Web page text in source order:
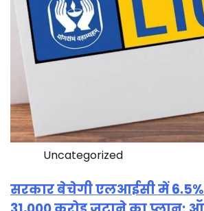
Uncategorized
सरकार बेचेगी एलआईसी में 6.5%